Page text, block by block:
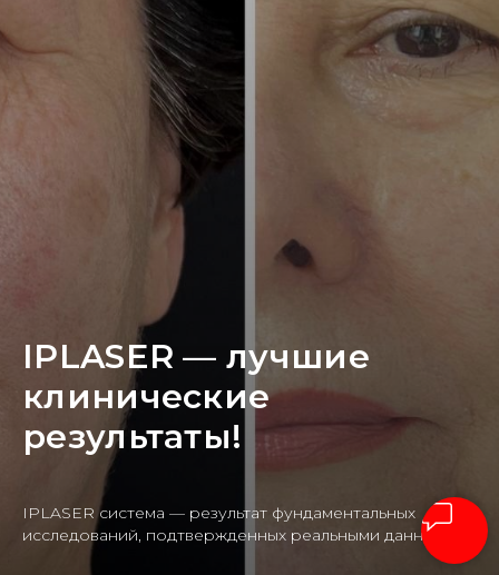
IPLASER — лучшие
клинические
результаты!
IPLASER система — результат фундаментальных
исследований, подтвержденных реальными данными.